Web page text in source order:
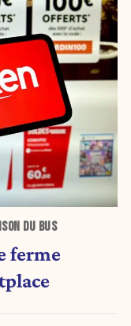
DU BUS
ferme